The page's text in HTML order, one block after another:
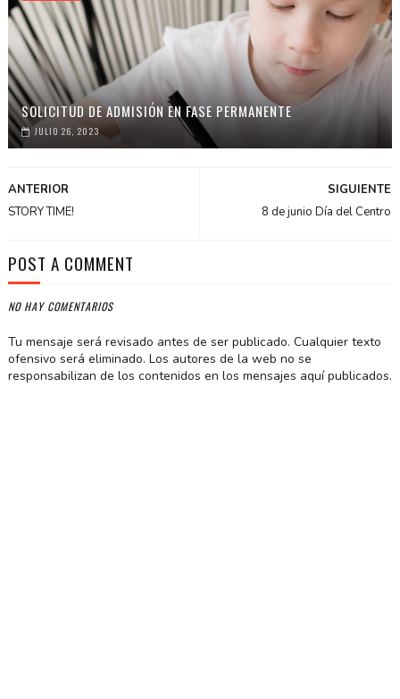
SOLICITUD DE ADMISIÓN EN FASE PERMANENTE
JULIO 26, 2023
SIGUIENTE
8 de junio Día del Centro
ANTERIOR
STORY TIME!
POST A COMMENT
NO HAY COMENTARIOS
Tu mensaje será revisado antes de ser publicado. Cualquier texto
ofensivo será eliminado. Los autores de la web no se
responsabilizan de los contenidos en los mensajes aquí publicados.